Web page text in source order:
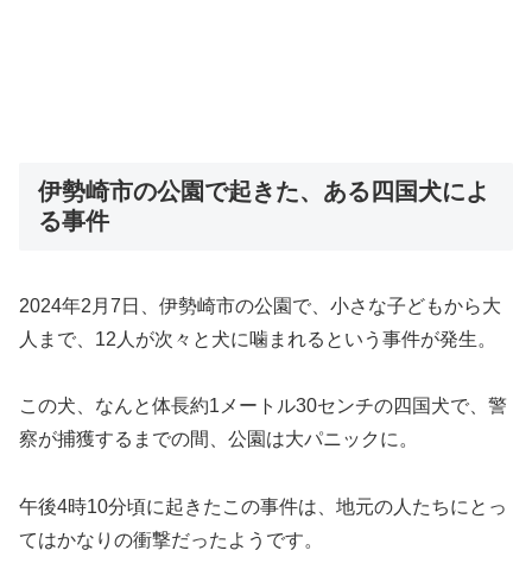
伊勢崎市の公園で起きた、ある四国犬によ
る事件
2024年2月7日、伊勢崎市の公園で、小さな子どもから大
人まで、12人が次々と犬に噛まれるという事件が発生。
この犬、なんと体長約1メートル30センチの四国犬で、警
察が捕獲するまでの間、公園は大パニックに。
午後4時10分頃に起きたこの事件は、地元の人たちにとっ
てはかなりの衝撃だったようです。